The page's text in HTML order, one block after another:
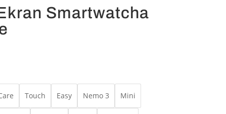
Smartwatcha
Touch Easy Nemo 3 Mini